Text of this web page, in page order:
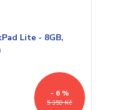
5 359 Kč
- 6 %